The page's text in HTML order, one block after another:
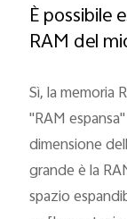
È possibile
RAM del
Sì, la memoria
"RAM
dimensione
grande è la
spazio